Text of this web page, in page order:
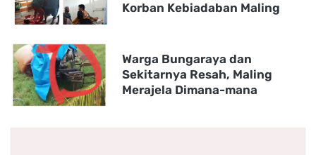
Korban Kebiadaban Maling
Warga Bungaraya dan
Sekitarnya Resah, Maling
Merajela Dimana-mana